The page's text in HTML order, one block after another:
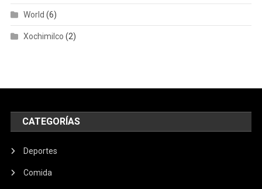
World (6)
Xochimilco (2)
CATEGORÍAS
Deportes
Comida